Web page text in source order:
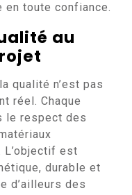
en toute confiance.
au
qualité n’est pas
réel. Chaque
le respect des
est
durable et
d’ailleurs des